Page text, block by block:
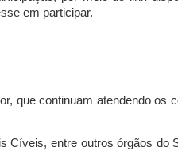
em participar.
que continuam atendendo os
Cíveis, entre outros órgãos do